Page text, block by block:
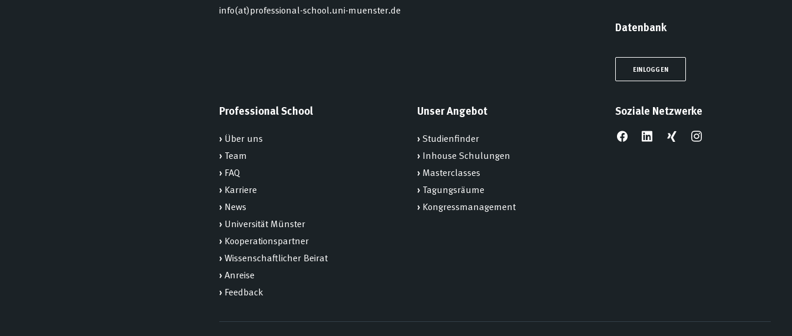
info(at)professional-school.uni-muenster.de
Datenbank
EINLOGGEN
Professional School
› Über uns
› Team
› FAQ
› Karriere
› News
› Universität Münster
› Kooperationspartner
›Wissenschaftlicher Beirat
›Anreise
› Feedback
Unser Angebot
›Studienfinder
› Inhouse Schulungen
› Masterclasses
› Tagungsräume
› Kongressmanagement
Soziale Netzwerke